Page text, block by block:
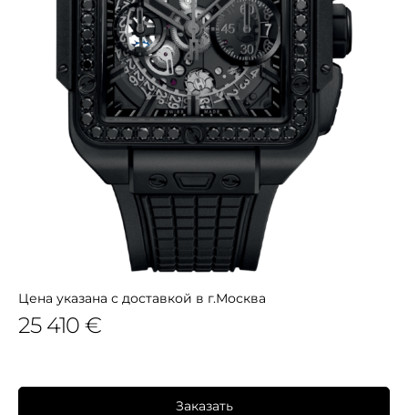
Цена указана с доставкой в г.Москва
25 410 €
Заказать